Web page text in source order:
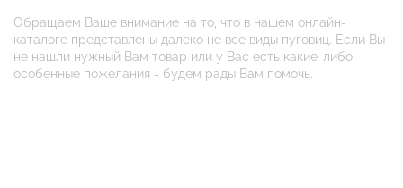
Обращаем Ваше внимание на то, что в нашем онлайн-
каталоге представлены далеко не все виды пуговиц. Если Вы
не нашли нужный Вам товар или у Вас есть какие-либо
особенные пожелания - будем рады Вам помочь.